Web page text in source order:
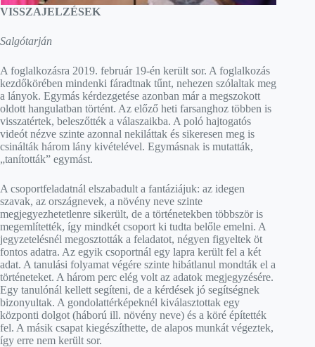
VISSZAJELZÉSEK
Salgótarján
A foglalkozásra 2019. február 19-én került sor. A foglalkozás
kezdőkörében mindenki fáradtnak tűnt, nehezen szólaltak meg
a lányok. Egymás kérdezgetése azonban már a megszokott
oldott hangulatban történt. Az előző heti farsanghoz többen is
visszatértek, beleszőtték a válaszaikba. A poló hajtogatós
videót nézve szinte azonnal nekiláttak és sikeresen meg is
csinálták három lány kivételével. Egymásnak is mutatták,
„tanították” egymást.
A csoportfeladatnál elszabadult a fantáziájuk: az idegen
szavak, az országnevek, a növény neve szinte
megjegyezhetetlenre sikerült, de a történetekben többször is
megemlítették, így mindkét csoport ki tudta belőle emelni. A
jegyzetelésnél megosztották a feladatot, négyen figyeltek öt
fontos adatra. Az egyik csoportnál egy lapra került fel a két
adat. A tanulási folyamat végére szinte hibátlanul mondták el a
történeteket. A három perc elég volt az adatok megjegyzésére.
Egy tanulónál kellett segíteni, de a kérdések jó segítségnek
bizonyultak. A gondolattérképeknél kiválasztottak egy
központi dolgot (háború ill. növény neve) és a köré építették
fel. A másik csapat kiegészíthette, de alapos munkát végeztek,
így erre nem került sor.